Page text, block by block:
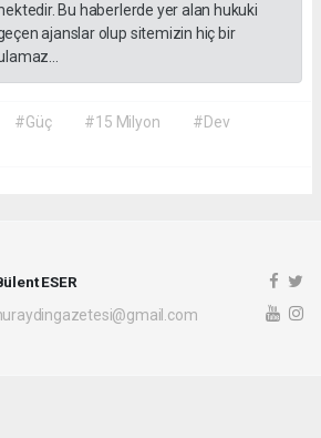
Bu haberlerde yer alan hukuki
ajanslar olup sitemizin hiç bir
#Güç #15 Milyon
#Dev
ESER